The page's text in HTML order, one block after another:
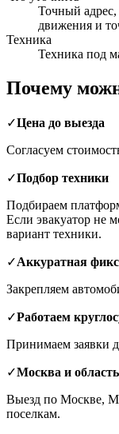
Точный адрес,
движения и
Техника
Техника под
Почему
✓Цена до выезда
Согласуем
✓Подбор техники
Подбираем
Если эвакуатор не
вариант техники.
✓Аккуратная
Закрепляем
✓Работаем
Принимаем заявки
✓Москва и область
Выезд по Москве,
поселкам.